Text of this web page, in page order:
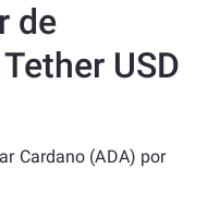
de
USD
Cardano (ADA) por